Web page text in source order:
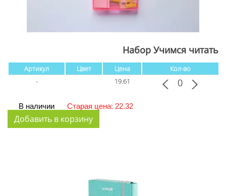
Набор Учимся читать
Артикул Цвет Цена
Кол-во
-
19.61
В наличии Старая цена: 22.32